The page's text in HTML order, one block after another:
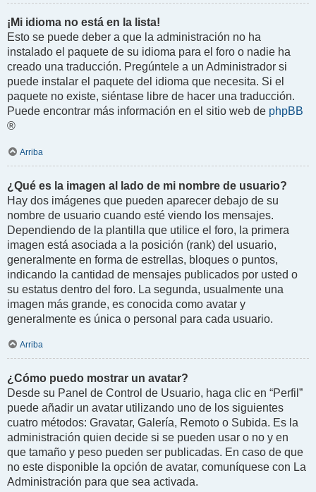
¡Mi idioma no está en la lista!
Esto se puede deber a que la administración no ha
instalado el paquete de su idioma para el foro o nadie ha
creado una traducción. Pregúntele a un Administrador si
puede instalar el paquete del idioma que necesita. Si el
paquete no existe, siéntase libre de hacer una traducción.
Puede encontrar más información en el sitio web de phpBB
®
Arriba
¿Qué es la imagen al lado de mi nombre de usuario?
Hay dos imágenes que pueden aparecer debajo de su
nombre de usuario cuando esté viendo los mensajes.
Dependiendo de la plantilla que utilice el foro, la primera
imagen está asociada a la posición (rank) del usuario,
generalmente en forma de estrellas, bloques o puntos,
indicando la cantidad de mensajes publicados por usted o
su estatus dentro del foro. La segunda, usualmente una
imagen más grande, es conocida como avatar y
generalmente es única o personal para cada usuario.
Arriba
¿Cómo puedo mostrar un avatar?
Desde su Panel de Control de Usuario, haga clic en “Perfil”
puede añadir un avatar utilizando uno de los siguientes
cuatro métodos: Gravatar, Galería, Remoto o Subida. Es la
administración quien decide si se pueden usar o no y en
que tamaño y peso pueden ser publicadas. En caso de que
no este disponible la opción de avatar, comuníquese con La
Administración para que sea activada.